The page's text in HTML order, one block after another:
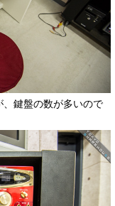
鍵盤の数が多いので